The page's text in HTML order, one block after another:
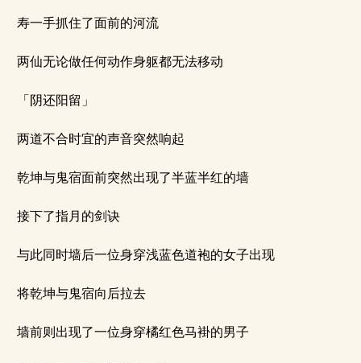
寿一手抓住了面前的河流
两仙无论做任何动作身躯都无法移动
「阴还阳留」
两道不合时宜的声音突然响起
乾坤与鬼宿面前突然出现了半蓝半红的墙
接下了指月的剑诀
与此同时墙后一位身穿浅蓝色道袍的女子出现
将乾坤与鬼宿向后拉去
墙前则出现了一位身穿橘红色马褂的男子